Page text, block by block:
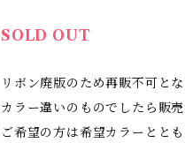
SOLD OUT
リボン廃版のため再販不可とな
カラー違いのものでしたら販
ご希望の方は希望カラーとと